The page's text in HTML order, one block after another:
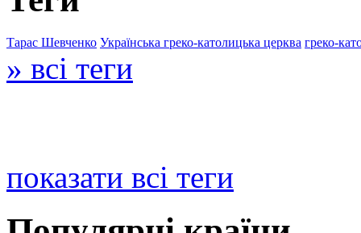
Тарас Шевченко Українська греко-католицька церква греко-
» всі теги
показати всі теги